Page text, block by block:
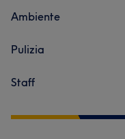
Ambiente
Pulizia
Staff